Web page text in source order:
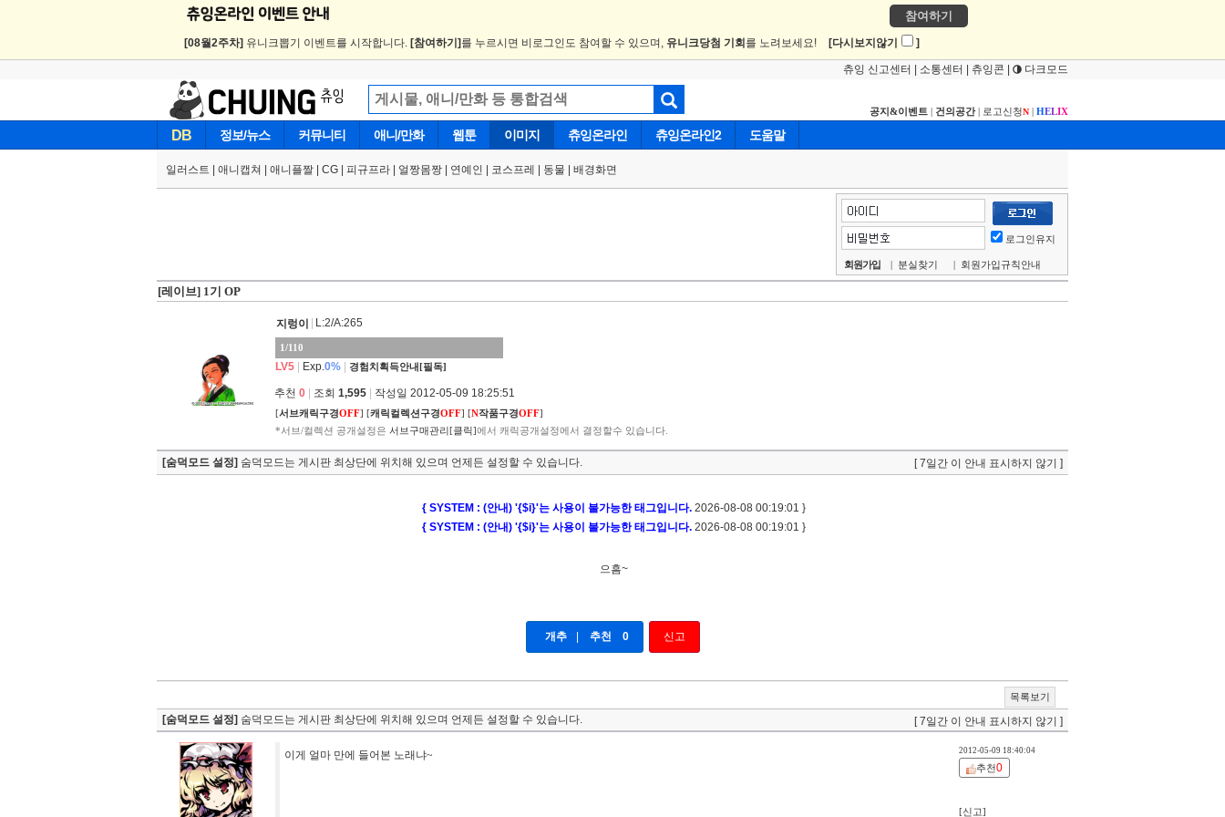
참여하기
[08월2주차] 유니크뽑기 이벤트를 시작합니다. [참여하기] 를 누르시면 비로그인도 참여할 수 있으며, 유니크당첨 기회 를 노려보세요! [다시보지않기 ]
츄잉 신고센터 소통센터 츄잉콘 다크모드
공지&이벤트 | 건의공간| 로고신청N | HELIX
DB 정보/뉴스 커뮤니티 애니/만화 웹툰 이미지 츄잉온라인 츄잉온라인2 도움말
일러스트 애니캡쳐 애니플짤 CG 피규프라 얼짱몸짱 연예인 코스프레 동물 배경화면
로그인유지
회원가입 | 분실찾기 | 회원가입규칙안내
[레이브] 1기 OP
지렁이 L:2/A:265
1/110
LV5 Exp.0% 경험치획득안내[필독]
추천 0 조회 1,595 작성일 2012-05-09 18:25:51
[서브캐릭구경OFF] [캐릭컬렉션구경OFF] [N작품구경OFF]
*서브/컬렉션 공개설정은 서브구매관리[클릭]에서 캐릭공개설정에서 결정할수 있습니다.
[숨덕모드 설정] 숨덕모드는 게시판 최상단에 위치해 있으며 언제든 설정할 수 있습니다. [ 7일간 이 안내 표시하지 않기 ]
{ SYSTEM : (안내) '{$i}'는 사용이 불가능한 태그입니다.2026-08-08 00:19:01 }
{ SYSTEM : (안내) '{$i}'는 사용이 불가능한 태그입니다.2026-08-08 00:19:01 }
으흠~
개추 추천 0 신고
목록보기
[숨덕모드 설정] 숨덕모드는 게시판 최상단에 위치해 있으며 언제든 설정할 수 있습니다. [ 7일간 이 안내 표시하지 않기 ]
이게 얼마 만에 들어본 노래냐~ 2012-05-09 18:40:04
추천0
[신고]